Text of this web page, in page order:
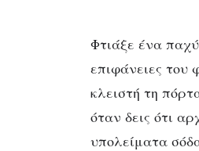
Φτιάξε ένα
επιφάνειες του
κλειστή τη
όταν δεις ότι
υπολείματα